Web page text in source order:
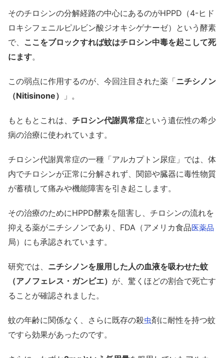
そのチロシンの分解経路の中心にあるのがHPPD（4-ヒド
ロキシフェニルピルビン酸ジオキシゲナーゼ）という酵素
で、 ここをブロックすれば蚊はチロシン中毒を起こして死
にます。
この弱点に作用するのが、今回注目された薬「ニチシノン
（Nitisinone）
」。
もともとこれは、 チロシン代謝異常症という遺伝性の希少
病の治療に使われています。
チロシン代謝異常症の一種「アルカプトン尿症」では、体
内でチロシンが正常に分解されず、関節や臓器に毒性物質
が蓄積して痛みや機能障害を引き起こします。
その治療のためにHPPD酵素を阻害し、チロシンの流れを
抑える薬がニチシノンであり、FDA（アメリカ食品医薬品
局）にも承認されています。
研究では、 ニチシノンを服用した人の血液を吸わせた蚊
（アノフェレス・ガンビエ） が、驚くほどの割合で死亡す
ることが確認されました。
蚊の年齢に関係なく、さらに既存の殺虫剤に耐性を持つ蚊
ですら効果があったのです。